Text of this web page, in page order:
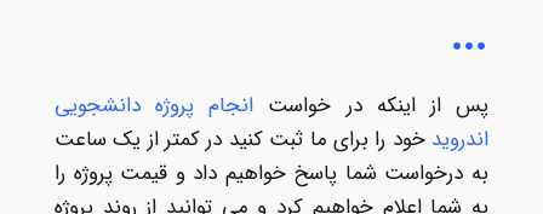
پس از اینکه در خواست انجام پروژه دانشجویی
اندروید خود را برای ما ثبت کنید در کمتر از یک ساعت
به درخواست شما پاسخ خواهیم داد و قیمت پروژه را
به شما اعلام خواهیم کرد و می توانید از روند پروژه